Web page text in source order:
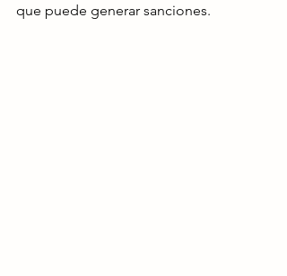
que puede generar sanciones​.